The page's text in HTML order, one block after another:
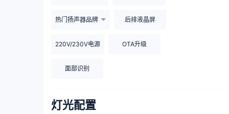
热门扬声器品牌 后排液晶屏
220V/230V电源 OTA升级
面部识别
灯光配置